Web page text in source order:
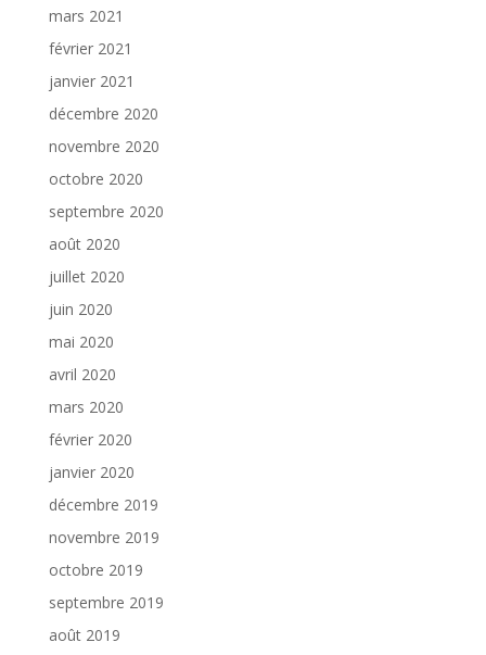
mars 2021
février 2021
janvier 2021
décembre 2020
novembre 2020
octobre 2020
septembre 2020
août 2020
juillet 2020
juin 2020
mai 2020
avril 2020
mars 2020
février 2020
janvier 2020
décembre 2019
novembre 2019
octobre 2019
septembre 2019
août 2019